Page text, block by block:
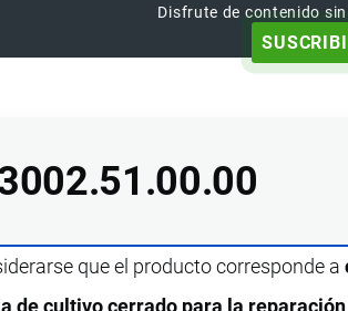
Disfrute de contenido
que el producto corresponde a